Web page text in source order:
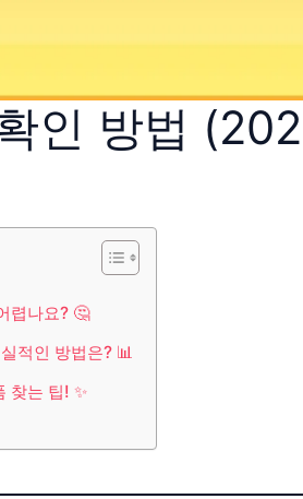
인 방법
렵나요? 🤔
적인 방법은? 📊
찾는 팁! ✨